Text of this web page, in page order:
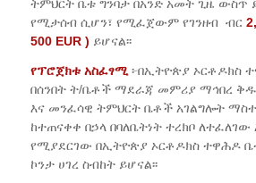
ትምህርት ቤቱ ግንባታ በአንድ አመት ጊዜ ውስጥ
የሚታሰብ ሲሆን፣ የሚፈጀውም የገንዘብ ብር
500 EUR ) ይሆናል፡፡
የፕሮጀክቱ አስፈፃሚ፦በኢትዮጵያ ኦርቶዶክስ
በሰንበት ት/ቤቶች ማደራጃ መምሪያ ማኅበረ
እና መንፈሳዊ ትምህርት ቤቶች አገልግሎት
ከተጠናቀቀ በኃላ በባለቤትነት ተረክቦ
የሚያደርገው በኢትዮጵያ ኦርቶዶክስ ተዋሕዶ
ኮንታ ሀገረ ስብከት ይሆናል፡፡